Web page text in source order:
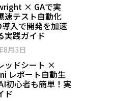
× GAで実
速テスト自動化
導入で開発を加速
実践ガイド
8月3日
ッドシート ×
レポート自動生
初心者も簡単！実
ド